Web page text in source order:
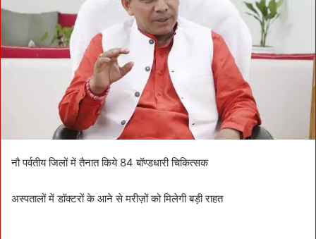
e
i
l
नौ पर्वतीय जिलों में तैनात किये 84 बॉण्डधारी चिकित्सक
अस्पतालों में डॉक्टरों के आने से मरीज़ों को मिलेगी बड़ी राहत